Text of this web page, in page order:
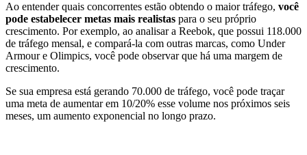
Ao entender quais concorrentes estão obtendo o maior tráfego, você
pode estabelecer metas mais realistas para o seu próprio
crescimento. Por exemplo, ao analisar a Reebok, que possui 118.000
de tráfego mensal, e compará-la com outras marcas, como Under
Armour e Olimpics, você pode observar que há uma margem de
crescimento.
Se sua empresa está gerando 70.000 de tráfego, você pode traçar
uma meta de aumentar em 10/20% esse volume nos próximos seis
meses, um aumento exponencial no longo prazo.